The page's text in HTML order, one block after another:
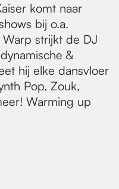
komt naar
bij o.a.
strijkt de DJ
&
hij elke dansvloer
Pop, Zouk,
Warming up